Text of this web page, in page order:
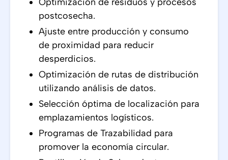
postcosecha.
Ajuste entre producción y consumo
de proximidad para reducir
desperdicios.
Optimización de rutas de distribución
utilizando análisis de datos.
Selección óptima de localización para
emplazamientos logísticos.
Programas de Trazabilidad para
promover la economía circular.